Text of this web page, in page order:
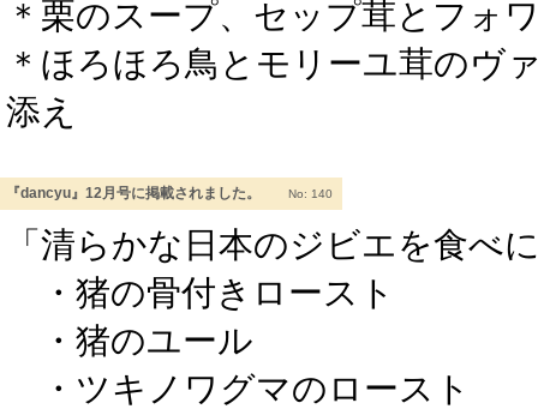
＊栗のスープ、セップ茸とフォ
＊ほろほろ鳥とモリーユ茸のヴ
添え
『dancyu』12月号に掲載されました。 No: 140
「清らかな日本のジビエを食べ
・猪の骨付きロースト
・猪のユール
・ツキノワグマのロースト